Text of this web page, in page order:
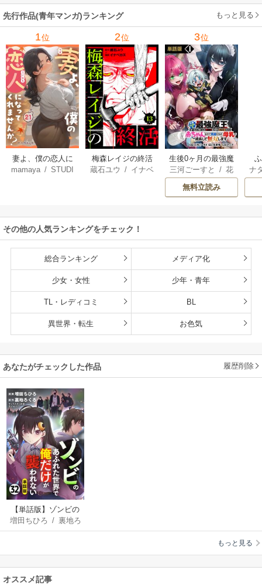
（コミック）
先行作品(青年マンガ)ランキング もっと見る
1位
妻よ、僕の恋人に
なってくれません
mamaya /STUDI
2位
梅森レイジの終活
蔵石ユウ / イナベ
3位
生後0ヶ月の最強魔
王 食べるだけ強
くなるチート能力
持ち転生者だけど
雄たちの母乳で成
三河ごーすと /花
房雪/マップ
無料立読み
ナ
核
その他の人気ランキングをチェック！
総合ランキング メディア化
少女・女性 少年・青年
TL・レディコミ BL
異世界・転生 お色気
あなたがチェックした作品 履歴削除
【単話版】ゾンビの
あふれた世界で俺だ
けが襲われない（フ
増田ちひろ / 裏地ろ
くろ
もっと見る
オススメ記事